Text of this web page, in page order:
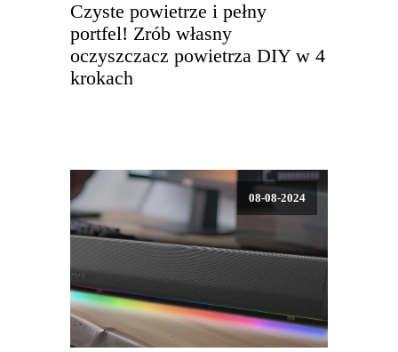
Czyste powietrze i pełny
portfel! Zrób własny
oczyszczacz powietrza DIY w 4
krokach
08-08-2024